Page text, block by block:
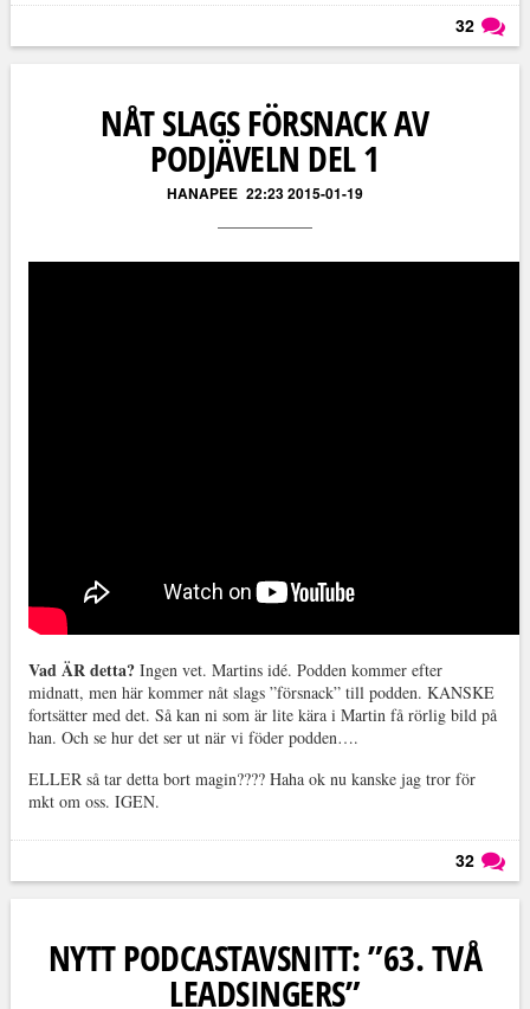
32
NÅT SLAGS FÖRSNACK AV
PODJÄVELN DEL 1
HANAPEE 22:23 2015-01-19
Vad ÄR detta? Ingen vet. Martins idé. Podden kommer efter
midnatt, men här kommer nåt slags ”försnack” till podden. KANSKE
fortsätter med det. Så kan ni som är lite kära i Martin få rörlig bild på
han. Och se hur det ser ut när vi föder podden….
ELLER så tar detta bort magin???? Haha ok nu kanske jag tror för
mkt om oss. IGEN.
32
NYTT PODCASTAVSNITT: ”63. TVÅ
LEADSINGERS”